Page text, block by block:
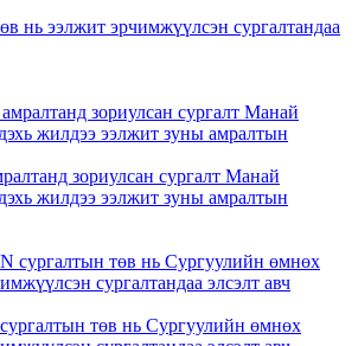
нь ээлжит эрчимжүүлсэн сургалтандаа
зориулсан сургалт Манай
жилдээ ээлжит зуны амралтын
төв нь Сургуулийн өмнөх